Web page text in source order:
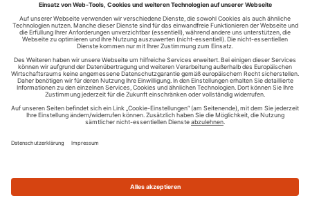
Ihren RSS-Feed veröffentlichen
RSS-Verzeichnis.de © 2003-2026
Impressum
Kontakt
Datenschutzinformation
Cookie-Einstellungen